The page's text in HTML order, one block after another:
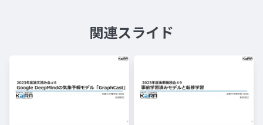
関連スライド